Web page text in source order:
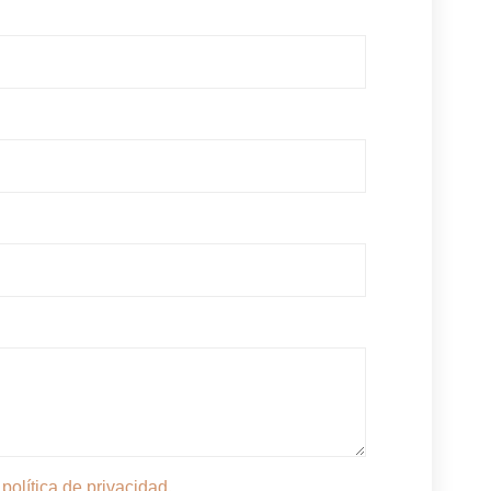
política de privacidad.